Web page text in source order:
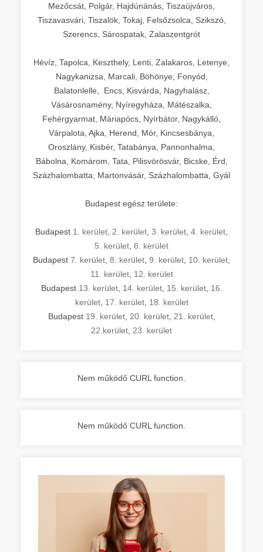
Mezőcsát, Polgár, Hajdúnánás, Tiszaújváros,
Tiszavasvári, Tiszalök, Tokaj, Felsőzsolca, Szikszó,
Szerencs, Sárospatak, Zalaszentgrót
Hévíz, Tapolca, Keszthely, Lenti, Zalakaros, Letenye,
Nagykanizsa, Marcali, Böhönye, Fonyód,
Balatonlelle, Encs, Kisvárda, Nagyhalász,
Vásárosnamény, Nyíregyháza, Mátészalka,
Fehérgyarmat, Máriapócs, Nyírbátor, Nagykálló,
Várpalota, Ajka, Herend, Mór, Kincsesbánya,
Oroszlány, Kisbér, Tatabánya, Pannonhalma,
Bábolna, Komárom, Tata, Pilisvörösvár, Bicske, Érd,
Százhalombatta, Martonvásár, Százhalombatta, Gyál
Budapest egész területe:
Budapest 1. kerület 2. kerület 3. kerület 4. kerület
5. kerület 6. kerület
Budapest 7. kerület 8. kerület 9. kerület 10. kerület
11. kerület, 12. kerület
Budapest 13. kerület, 14. kerület, 15. kerület, 16.
kerület, 17. kerület, 18. kerület
Budapest 19. kerület, 20. kerület, 21. kerület,
22.kerület 23. kerület
Nem működő CURL function.
Nem működő CURL function.